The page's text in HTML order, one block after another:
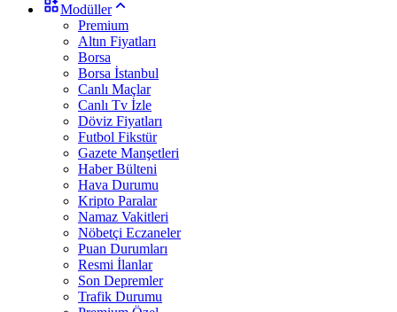
Modüller
Premium
Altın Fiyatları
Borsa
Borsa İstanbul
Canlı Maçlar
Canlı Tv İzle
Döviz Fiyatları
Futbol Fikstür
Gazete Manşetleri
Haber Bülteni
Hava Durumu
Kripto Paralar
Namaz Vakitleri
Nöbetçi Eczaneler
Puan Durumları
Resmi İlanlar
Son Depremler
Trafik Durumu